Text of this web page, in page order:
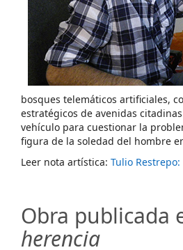
bosques telemáticos artificiales,
estratégicos de avenidas
vehículo para cuestionar la
figura de la soledad del hombre
Leer nota artística: Tulio Restrepo:
Obra publicada
herencia